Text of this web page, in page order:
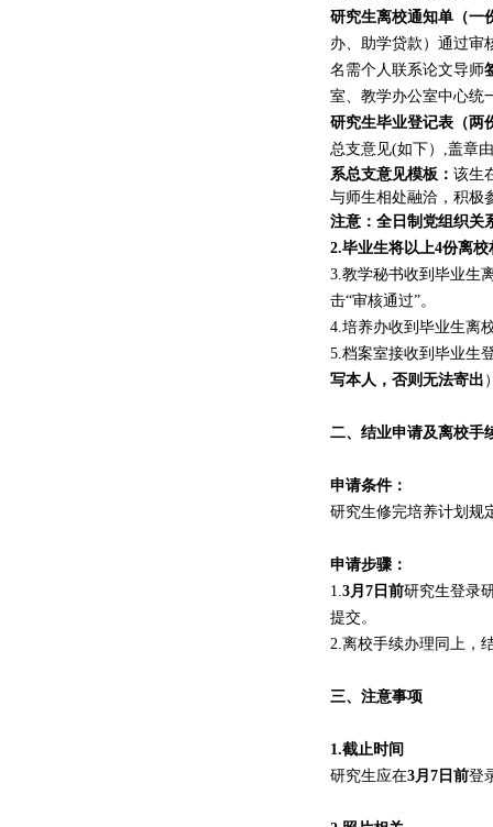
研究生离校通知单（一
办、助学贷款 ）通过审
名需个人联系论文导师
室、教学办公室中心统
研究生毕业登记表（两
总支意见(如下）,盖章
系总支意见模板： 该生
与师生相处融洽，积极
注意：全日制 党组织关
2.毕业生将以上4份离校
3.教学秘书收到毕业生
击“审核通过”。
4.培养办收到毕业生离
5.档案室接收到毕业生
写本人 ，否则无法寄出
二、 结业申请及离校手
申请条件：
研究生修完培养计划规
申请步骤：
1.3月 7 日前研究生登录
提交。
2.离校手续办理同上 ，
三、注意事项
1.截止时间
研究生应在3月 7 日前登